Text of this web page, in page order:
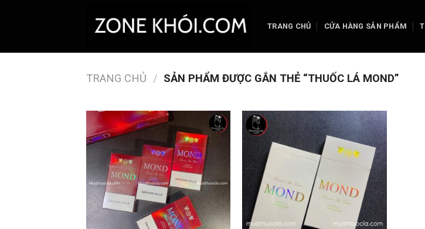
TRANG CHỦ CỬA HÀNG SẢN PHẨM
TRANG CHỦ / SẢN PHẨM ĐƯỢC GẮN THẺ “THUỐC LÁ MOND”